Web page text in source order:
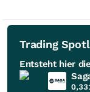
Trading
Entsteht hier